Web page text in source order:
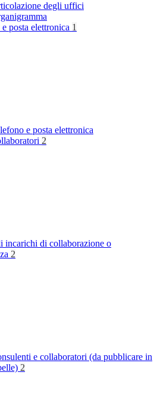
degli uffici
posta elettronica 1
e posta elettronica
2
incarichi di collaborazione o
2
e collaboratori (da pubblicare in
2